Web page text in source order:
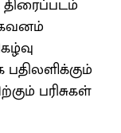
பரிசுகள்